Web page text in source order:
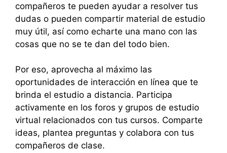
compañeros te pueden ayudar a resolver tus
dudas o pueden compartir material de estudio
muy útil, así como echarte una mano con las
cosas que no se te dan del todo bien.
Por eso, aprovecha al máximo las
oportunidades de interacción en línea que te
brinda el estudio a distancia. Participa
activamente en los foros y grupos de estudio
virtual relacionados con tus cursos. Comparte
ideas, plantea preguntas y colabora con tus
compañeros de clase.